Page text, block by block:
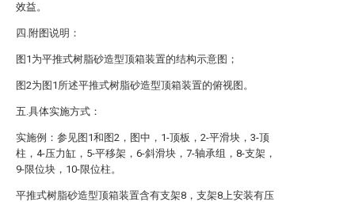
效益。
四.附图说明：
图1为平推式树脂砂造型顶箱装置的结构示意图；
图2为图1所述平推式树脂砂造型顶箱装置的俯视图。
五.具体实施方式：
实施例：参见图1和图2，图中，1-顶板，2-平滑块，3-顶
柱，4-压力缸，5-平移架，6-斜滑块，7-轴承组，8-支架，
9-限位块，10-限位柱。
平推式树脂砂造型顶箱装置含有支架8，支架8上安装有压